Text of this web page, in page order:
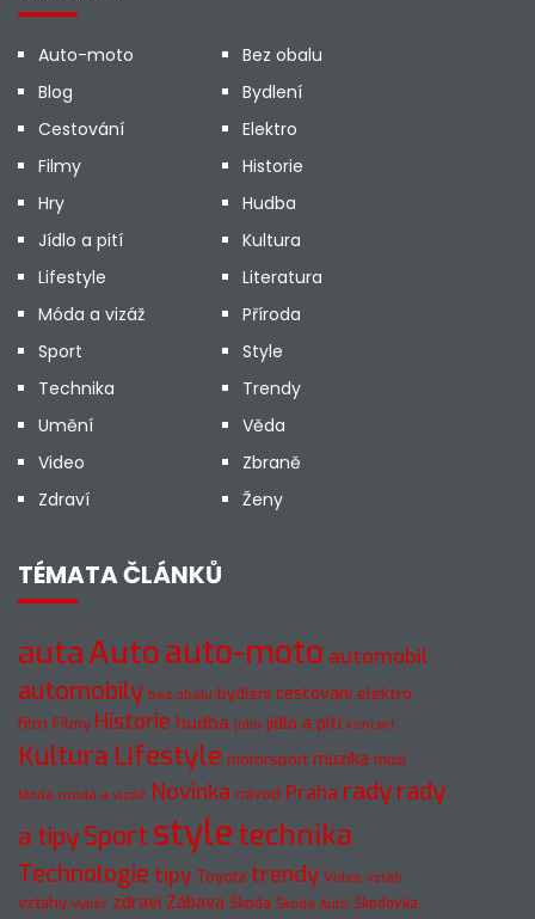
Auto-moto
Bez obalu
Blog
Bydlení
Cestování
Elektro
Filmy
Historie
Hry
Hudba
Jídlo a pití
Kultura
Lifestyle
Literatura
Móda a vizáž
Příroda
Sport
Style
Technika
Trendy
Umění
Věda
Video
Zbraně
Zdraví
Ženy
TÉMATA ČLÁNKŮ
autaAutoauto-moto automobil
automobily bez obalu bydlení cestování elektro
film Filmy Historie hudba jídlo jídlo a pití koncert
Kultura Lifestyle motorsport muzika muži
Móda móda a vizáž Novinka návod Praha radyrady
a tipySport styletechnika
Technologie tipy Toyota trendy Video vztah
vztahy výběr zdraví Zábava Škoda Škoda Auto Škodovka